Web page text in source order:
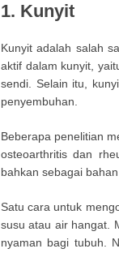
1. Kunyit
Kunyit adalah salah
aktif dalam kunyit,
sendi. Selain itu,
penyembuhan.
Beberapa penelitian
osteoarthritis dan
bahkan sebagai
Satu cara untuk
susu atau air hangat.
nyaman bagi tubuh.